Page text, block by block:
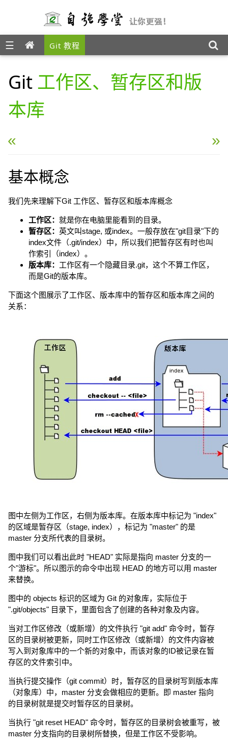
☰ Git 教程
Git 工作区、暂存区和版
本库
« Git 创建仓库 Git 基本操作 »
基本概念
我们先来理解下Git 工作区、暂存区和版本库概念
工作区： 就是你在电脑里能看到的目录。
暂存区： 英文叫stage, 或index。一般存放在"git目录"下的
index文件（.git/index）中，所以我们把暂存区有时也叫
作索引（index）。
版本库： 工作区有一个隐藏目录.git，这个不算工作区，
而是Git的版本库。
下面这个图展示了工作区、版本库中的暂存区和版本库之间的
关系：
图中左侧为工作区，右侧为版本库。在版本库中标记为 "index"
的区域是暂存区（stage, index），标记为 "master" 的是
master 分支所代表的目录树。
图中我们可以看出此时 "HEAD" 实际是指向 master 分支的一
个"游标"。所以图示的命令中出现 HEAD 的地方可以用 master
来替换。
图中的 objects 标识的区域为 Git 的对象库，实际位于
".git/objects" 目录下，里面包含了创建的各种对象及内容。
当对工作区修改（或新增）的文件执行 "git add" 命令时，暂存
区的目录树被更新，同时工作区修改（或新增）的文件内容被
写入到对象库中的一个新的对象中，而该对象的ID被记录在暂
存区的文件索引中。
当执行提交操作（git commit）时，暂存区的目录树写到版本库
（对象库）中，master 分支会做相应的更新。即 master 指向
的目录树就是提交时暂存区的目录树。
当执行 "git reset HEAD" 命令时，暂存区的目录树会被重写，被
master 分支指向的目录树所替换，但是工作区不受影响。